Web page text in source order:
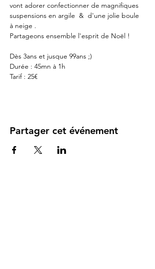
vont adorer confectionner de magnifiques
suspensions en argile  &  d'une jolie boule
à neige .
Partageons ensemble l'esprit de Noël !
Dès 3ans et jusque 99ans ;)
Durée : 45mn à 1h
Tarif : 25€
Partager cet événement